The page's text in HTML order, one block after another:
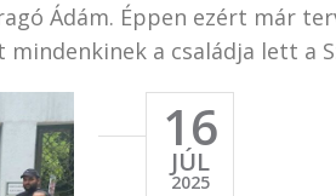
Ádám. Éppen ezért már
a családja lett a
16
JÚL
2025